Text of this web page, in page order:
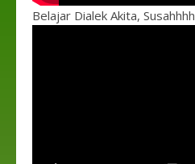
Belajar Dialek Akita, Susahhhh